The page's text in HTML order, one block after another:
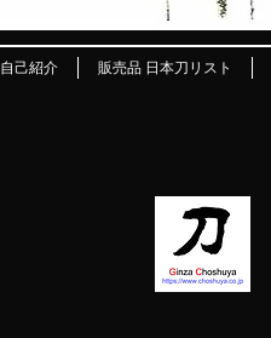
自己紹介 販売品 日本刀リスト